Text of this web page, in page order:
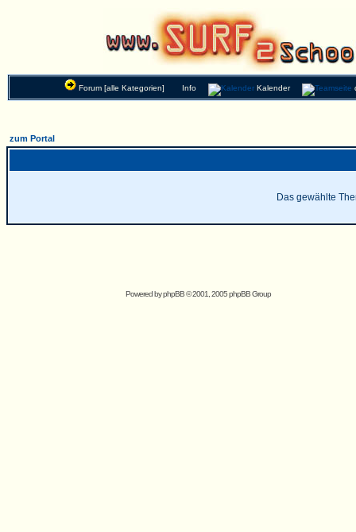
Forum [alle Kategorien] Info Kalender
zum Portal
Das gewählte
Powered byphpBB© 2001, 2005 phpBB Group